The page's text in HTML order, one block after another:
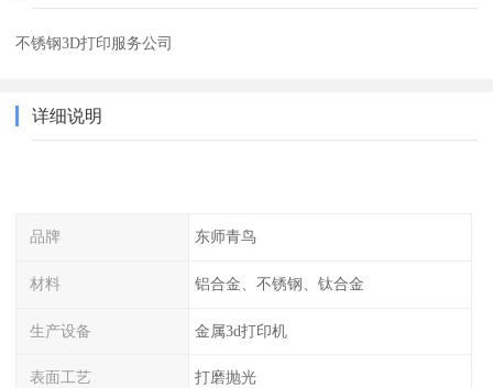
不锈钢3D打印服务公司
详细说明
品牌 东师青鸟
材料 铝合金、不锈钢、钛合金
生产设备 金属3d打印机
表面工艺 打磨抛光